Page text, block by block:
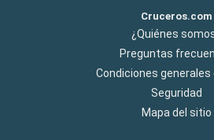
Cruceros.com
¿Quiénes
Preguntas
Condiciones generales
Seguridad
Mapa del sitio